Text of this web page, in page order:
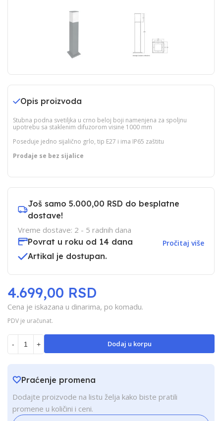
Opis proizvoda
Stubna podna svetiljka u crno beloj boji namenjena za spoljnu
upotrebu sa staklenim difuzorom visine 1000 mm
Poseduje jedno sijalično grlo, tip E27 i ima IP65 zaštitu
Prodaje se bez sijalice
Još samo 5.000,00 RSD do besplatne
dostave!
Vreme dostave: 2 - 5 radnih dana
Povrat u roku od 14 dana
Pročitaj više
Artikal je dostupan.
Cena je iskazana u dinarima, po komadu.
PDV je uračunat.
4.699,00 RSD
- + Dodaj u korpu
Praćenje promena
Dodajte proizvode na listu želja kako biste pratili
promene u količini i ceni.